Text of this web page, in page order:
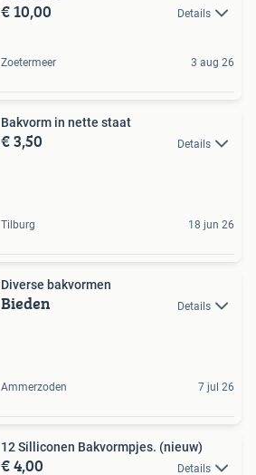
€ 10,00 Details
Zoetermeer 3 aug 26
Bakvorm in nette staat
€ 3,50 Details
Tilburg 18 jun 26
Diverse bakvormen
Bieden Details
Ammerzoden 7 jul 26
12 Silliconen Bakvormpjes. (nieuw)
€ 4,00 Details